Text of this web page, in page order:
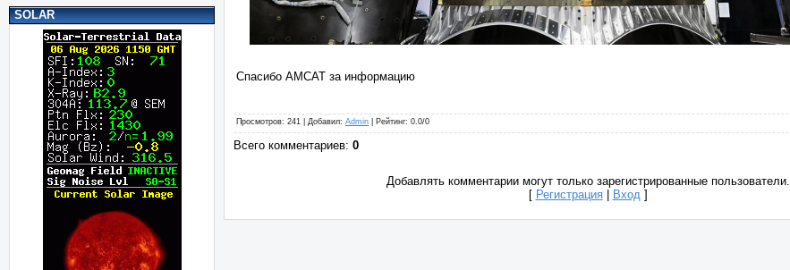
SOLAR
Спасибо АМСАТ за информацию
Просмотров: 241 | Добавил: Admin Рейтинг: 0.0/0
Всего комментариев: 0
Добавлять комментарии могут только зарегистрированные пользователи.
[ Регистрация| Вход]